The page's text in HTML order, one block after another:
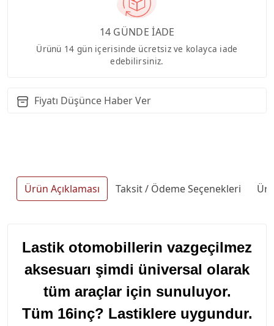
14 GÜNDE İADE
Ürünü 14 gün içerisinde ücretsiz ve kolayca iade
edebilirsiniz.
Fiyatı Düşünce Haber Ver
Ürün Açıklaması Taksit / Ödeme Seçenekleri
Lastik otomobillerin vazgeçilmez
aksesuarı şimdi üniversal olarak
tüm araçlar için sunuluyor.
Tüm 16inç? Lastiklere uygundur.